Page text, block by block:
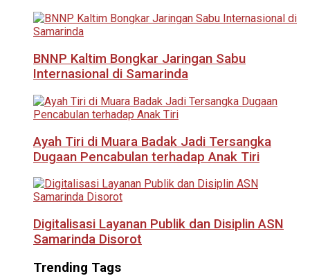
BNNP Kaltim Bongkar Jaringan Sabu
Internasional di Samarinda
Ayah Tiri di Muara Badak Jadi Tersangka
Dugaan Pencabulan terhadap Anak Tiri
Digitalisasi Layanan Publik dan Disiplin ASN
Samarinda Disorot
Trending Tags